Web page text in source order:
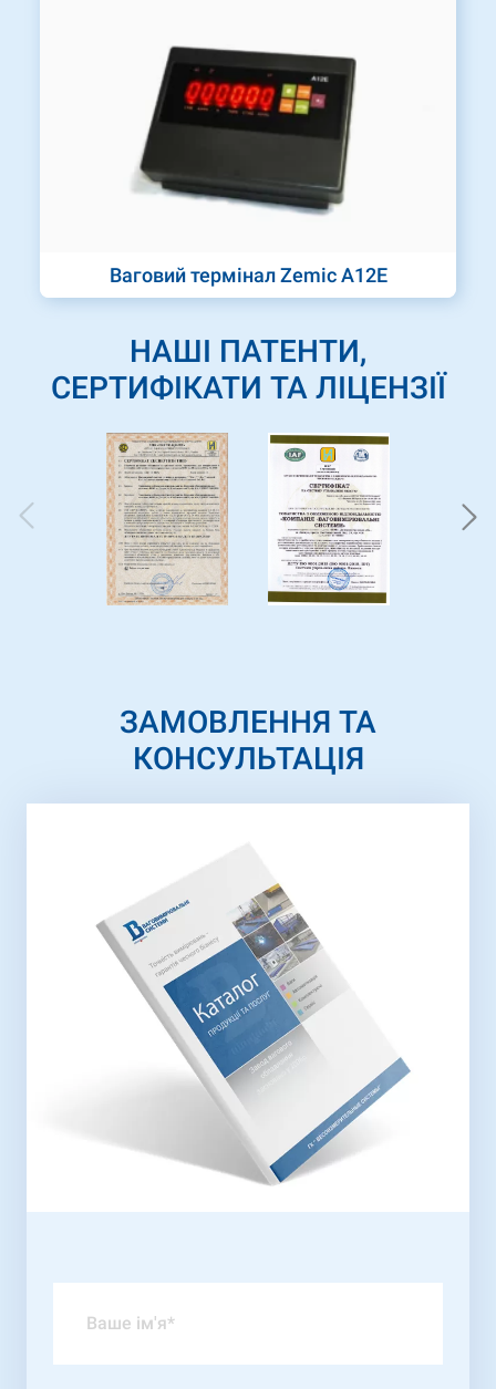
Ваговий термінал Zemic A12E
НАШІ ПАТЕНТИ,
СЕРТИФІКАТИ ТА ЛІЦЕНЗІЇ
ЗАМОВЛЕННЯ ТА
КОНСУЛЬТАЦІЯ